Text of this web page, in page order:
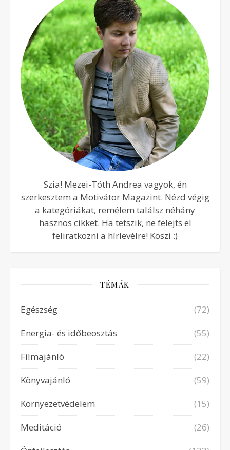
Szia! Mezei-Tóth Andrea vagyok, én
szerkesztem a Motivátor Magazint. Nézd végig
a kategóriákat, remélem találsz néhány
hasznos cikket. Ha tetszik, ne felejts el
feliratkozni a hírlevélre! Köszi :)
TÉMÁK
Egészség
(72)
Energia- és időbeosztás
(55)
Filmajánló
(22)
Könyvajánló
(59)
Környezetvédelem
(15)
Meditáció
(26)